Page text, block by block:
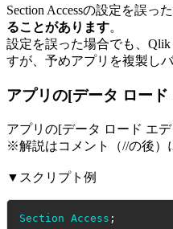
Section Accessの設定を誤っ
ることがあります。
設定を誤った場合でも、
すが、予めアプリを複製し
アプリの[データ ロー
アプリの[データ ロード エ
※解説はコメント（//の後）
▼スクリプト例
Section Access ;